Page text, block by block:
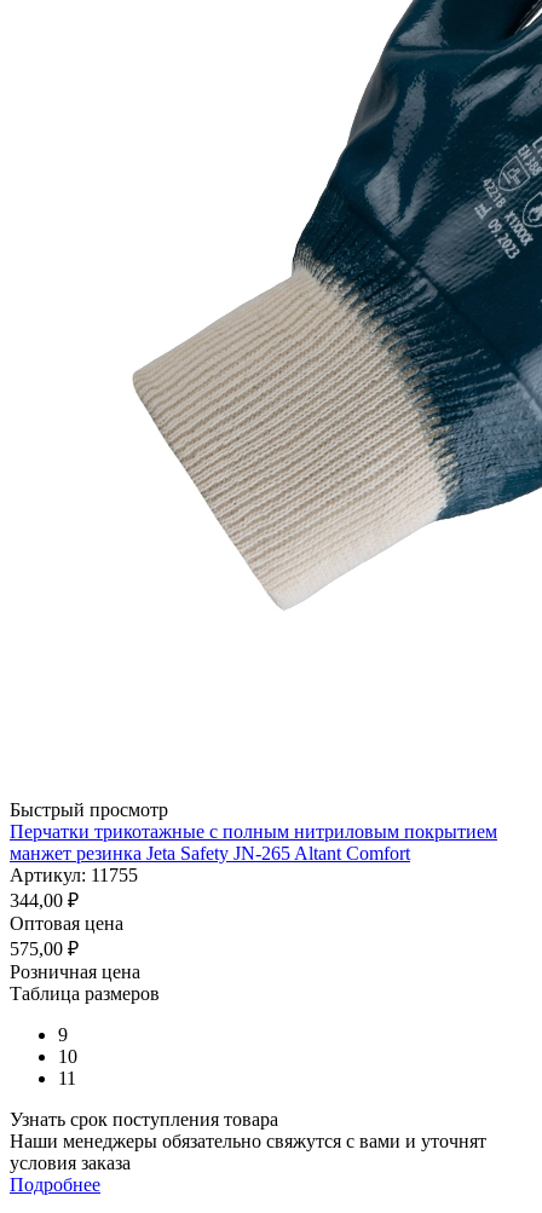
Быстрый просмотр
Перчатки трикотажные с полным нитриловым покрытием
манжет резинка Jeta Safety JN-265 Altant Comfort
Артикул: 11755
344,00 ₽
Оптовая цена
575,00 ₽
Розничная цена
Таблица размеров
9
10
11
Узнать срок поступления товара
Наши менеджеры обязательно свяжутся с вами и уточнят
условия заказа
Подробнее